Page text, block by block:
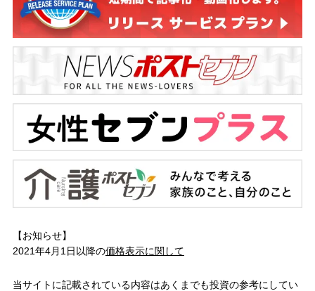
【お知らせ】
2021年4月1日以降の価格表示に関して
当サイトに記載されている内容はあくまでも投資の参考にしてい